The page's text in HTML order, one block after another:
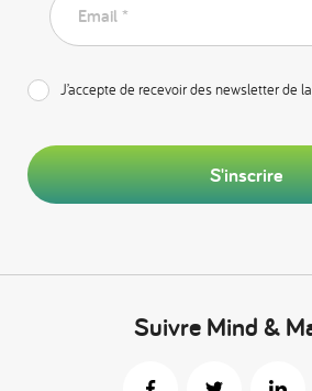
Email *
J’accepte de recevoir des newsletter de
S'inscrire
Suivre Mind &